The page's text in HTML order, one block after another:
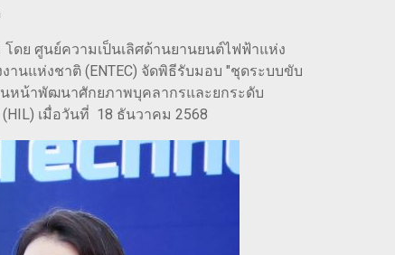
ดย ศูนย์ความเป็นเลิศด้านยานยนต์ไฟฟ้าแห่ง
านแห่งชาติ (ENTEC) จัดพิธีรับมอบ "ชุดระบบขับ
ดินหน้าพัฒนาศักยภาพบุคลากรและยกระดับ
เมื่อวันที่ 18 ธันวาคม 2568